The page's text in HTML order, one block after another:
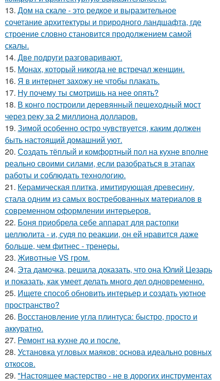
13. Дом на скале - это редкое и выразительное
сочетание архитектуры и природного ландшафта, где
строение словно становится продолжением самой
скалы.
14. Две подруги разговаривают.
15. Монах, который никогда не встречал женщин.
16. Я в интернет захожу не чтобы плакать.
17. Ну почему ты смотришь на нее опять?
18. В конго построили деревянный пешеходный мост
через реку за 2 миллиона долларов.
19. Зимой особенно остро чувствуется, каким должен
быть настоящий домашний уют.
20. Создать тёплый и комфортный пол на кухне вполне
реально своими силами, если разобраться в этапах
работы и соблюдать технологию.
21. Керамическая плитка, имитирующая древесину,
стала одним из самых востребованных материалов в
современном оформлении интерьеров.
22. Боня приобрела себе аппарат для растопки
целлюлита - и, судя по реакции, он ей нравится даже
больше, чем фитнес - тренеры.
23. Животные VS гром.
24. Эта дамочка, решила доказать, что она Юлий Цезарь
и показать, как умеет делать много дел одновременно.
25. Ищете способ обновить интерьер и создать уютное
пространство?
26. Восстановление угла плинтуса: быстро, просто и
аккуратно.
27. Ремонт на кухне до и после.
28. Установка угловых маяков: основа идеально ровных
откосов.
29. "Настоящее мастерство - не в дорогих инструментах